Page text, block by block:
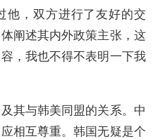
他，双方进行了友好的交
阐述其内外政策主张，这
，我也不得不表明一下我
其与韩美同盟的关系。中
相互尊重。韩国无疑是个